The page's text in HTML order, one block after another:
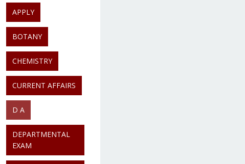
APPLY
BOTANY
CHEMISTRY
CURRENT AFFAIRS
D A
DEPARTMENTAL
EXAM